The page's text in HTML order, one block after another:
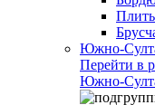
Южно-
Перейти в
Южно-